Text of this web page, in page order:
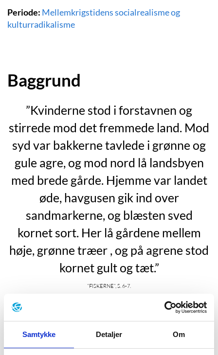
Samtykke Detaljer Om
Periode: Mellemkrigstidens socialrealisme og
kulturradikalisme
Baggrund
”Kvinderne stod i forstavnen og
stirrede mod det fremmede land. Mod
syd var bakkerne tavlede i grønne og
gule agre, og mod nord lå landsbyen
med brede gårde. Hjemme var landet
øde, havgusen gik ind over
sandmarkerne, og blæsten sved
kornet sort. Her lå gårdene mellem
høje, grønne træer , og på agrene stod
kornet gult og tæt.”
”Fiskerne”, s. 6-7.
Hans Kirk er født i Hadsund i 1898. Faren var en
meget socialt orienteret læge, der selv kom af en fattig
indremissionsk fiskerfamilie fra Hadsund. Moren